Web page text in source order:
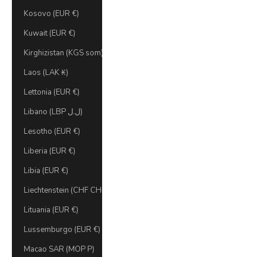
Kosovo (EUR €)
Kuwait (EUR €)
Kirghizistan (KGS som)
Laos (LAK ₭)
Lettonia (EUR €)
Libano (LBP ل.ل)
Lesotho (EUR €)
Liberia (EUR €)
Libia (EUR €)
Liechtenstein (CHF CHF)
Lituania (EUR €)
Lussemburgo (EUR €)
Macao SAR (MOP P)